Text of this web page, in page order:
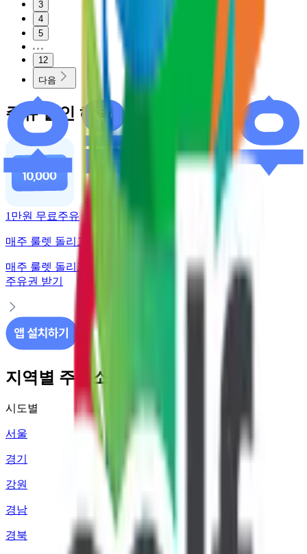
3
4
5
12
다음
주유 할인 혜택
1만원 무료주유
매주 룰렛 돌리고 주유권 받기
매주 룰렛 돌리고
주유권 받기
지역별 주유소 가격 정보
시도별
서울
경기
강원
경남
경북